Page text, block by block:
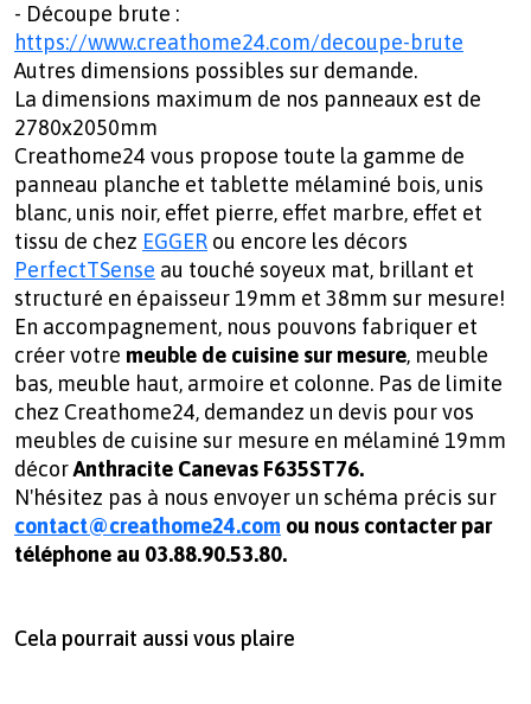
- Découpe brute :
https://www.creathome24.com/decoupe-brute
Autres dimensions possibles sur demande.
La dimensions maximum de nos panneaux est de
2780x2050mm
Creathome24 vous propose toute la gamme de
panneau planche et tablette mélaminé bois, unis
blanc, unis noir, effet pierre, effet marbre, effet et
tissu de chez EGGER ou encore les décors
PerfectTSense au touché soyeux mat, brillant et
structuré en épaisseur 19mm et 38mm sur mesure!
En accompagnement, nous pouvons fabriquer et
créer votre meuble de cuisine sur mesure, meuble
bas, meuble haut, armoire et colonne. Pas de limite
chez Creathome24, demandez un devis pour vos
meubles de cuisine sur mesure en mélaminé 19mm
décorAnthracite Canevas F635ST76.
N'hésitez pas à nous envoyer un schéma précis sur
contact@creathome24.com ou nous contacter par
téléphone au 03.88.90.53.80.
Cela pourrait aussi vous plaire